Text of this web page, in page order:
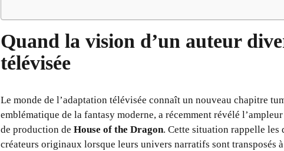
Quand la vision d’un auteur
télévisée
Le monde de l’adaptation télévisée connaît un nouveau chapitre
emblématique de la fantasy moderne, a récemment révélé
de production de House of the Dragon. Cette situation rappelle les
créateurs originaux lorsque leurs univers narratifs sont transposés à